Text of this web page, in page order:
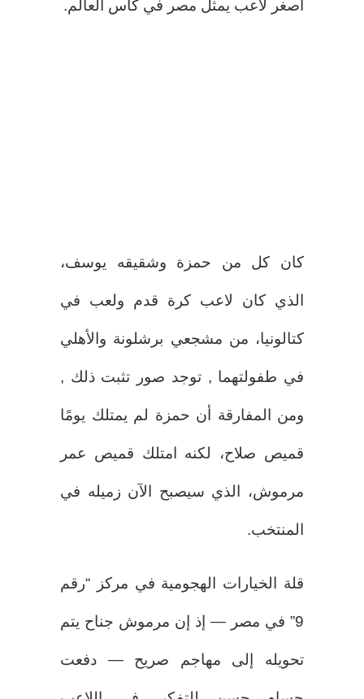
أصغر لاعب يمثل مصر في كأس العالم.
كان كل من حمزة وشقيقه يوسف،
الذي كان لاعب كرة قدم ولعب في
كتالونيا، من مشجعي برشلونة والأهلي
في طفولتهما , توجد صور تثبت ذلك ,
ومن المفارقة أن حمزة لم يمتلك يومًا
قميص صلاح، لكنه امتلك قميص عمر
مرموش، الذي سيصبح الآن زميله في
المنتخب.
قلة الخيارات الهجومية في مركز “رقم
9” في مصر — إذ إن مرموش جناح يتم
تحويله إلى مهاجم صريح — دفعت